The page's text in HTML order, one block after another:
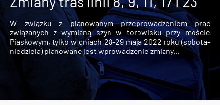
W związku z planowanym przeprowadzeniem prac
związanych z wymianą szyn w torowisku przy moście
Piaskowym, tylko w dniach 28-29 maja 2022 roku (sobota-
niedziela) planowane jest wprowadzenie zmiany...